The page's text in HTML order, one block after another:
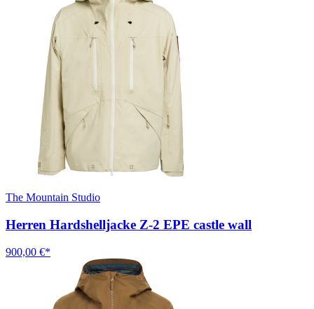
The Mountain Studio
Herren Hardshelljacke Z-2 EPE castle wall
900,00 €*